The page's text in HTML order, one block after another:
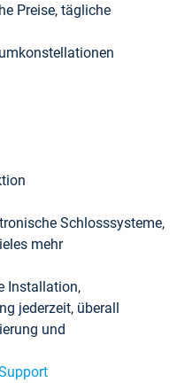
Preise, tägliche
Schlosssysteme,
mehr
Installation,
jederzeit, überall
und